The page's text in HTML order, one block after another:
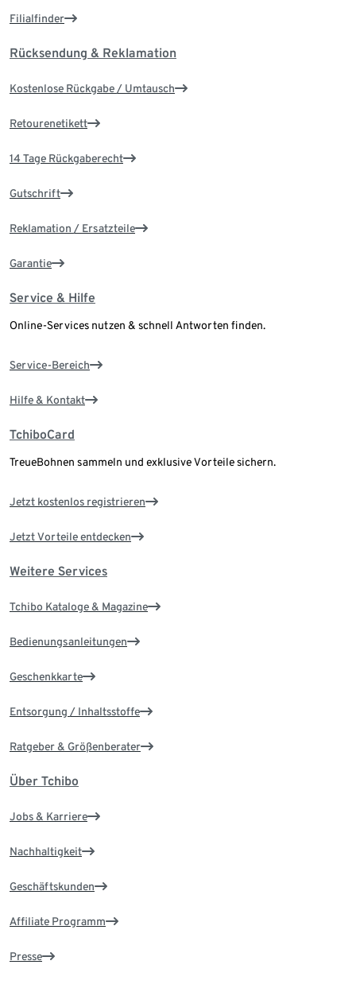
Filialfinder
Rücksendung & Reklamation
Kostenlose Rückgabe / Umtausch
Retourenetikett
14 Tage Rückgaberecht
Gutschrift
Reklamation / Ersatzteile
Garantie
Service & Hilfe
Online-Services nutzen & schnell Antworten finden.
Service-Bereich
Hilfe & Kontakt
TchiboCard
TreueBohnen sammeln und exklusive Vorteile sichern.
Jetzt kostenlos registrieren
Jetzt Vorteile entdecken
Weitere Services
Tchibo Kataloge & Magazine
Bedienungsanleitungen
Geschenkkarte
Entsorgung / Inhaltsstoffe
Ratgeber & Größenberater
Über Tchibo
Jobs & Karriere
Nachhaltigkeit
Geschäftskunden
Affiliate Programm
Presse